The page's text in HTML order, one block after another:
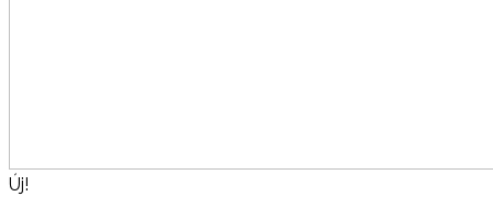
Új!